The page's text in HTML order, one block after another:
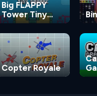
Big FLAPPY
Tower Tiny
Square
Copter Royale